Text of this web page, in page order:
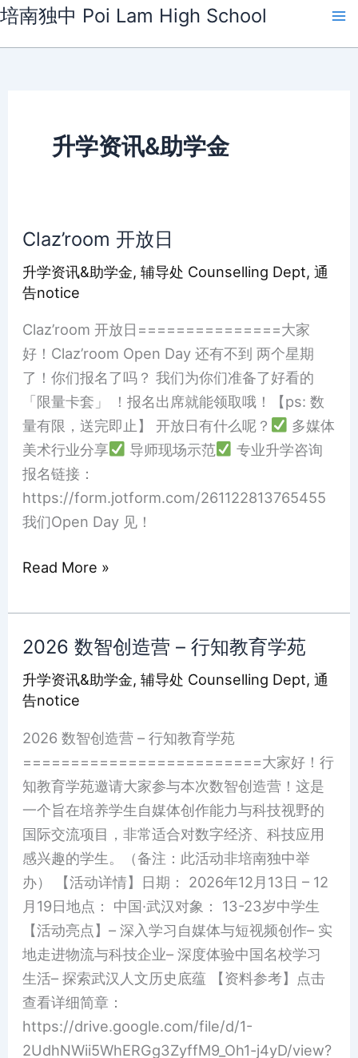
Skip
培南独中 Poi Lam High School
升学资讯&助学金
Claz’room 开放日
升学资讯&助学金,辅导处 Counselling Dept,通
告notice
Claz’room 开放日===============大家
好！Claz’room Open Day 还有不到 两个星期
了！你们报名了吗？ 我们为你们准备了好看的
「限量卡套」 ！报名出席就能领取哦！【ps: 数
量有限，送完即止】 开放日有什么呢？
多媒体
美术行业分享
导师现场示范
专业升学咨询
报名链接：
https://form.jotform.com/261122813765455
我们Open Day 见！
Claz’room
开
放
Read More »
2026 数智创造营 – 行知教育学苑
升学资讯&助学金,辅导处 Counselling Dept,通
告notice
2026 数智创造营 – 行知教育学苑
=========================大家好！行
知教育学苑邀请大家参与本次数智创造营！这是
一个旨在培养学生自媒体创作能力与科技视野的
国际交流项目，非常适合对数字经济、科技应用
感兴趣的学生。（备注：此活动非培南独中举
办） 【活动详情】日期： 2026年12月13日 – 12
月19日地点： 中国·武汉对象： 13-23岁中学生
【活动亮点】– 深入学习自媒体与短视频创作– 实
地走进物流与科技企业– 深度体验中国名校学习
生活– 探索武汉人文历史底蕴 【资料参考】点击
查看详细简章：
https://drive.google.com/file/d/1-
2UdhNWii5WhERGg3ZyffM9_Oh1-j4yD/view?
2026
数
智
造
营
–
行
知
教
育
学
苑